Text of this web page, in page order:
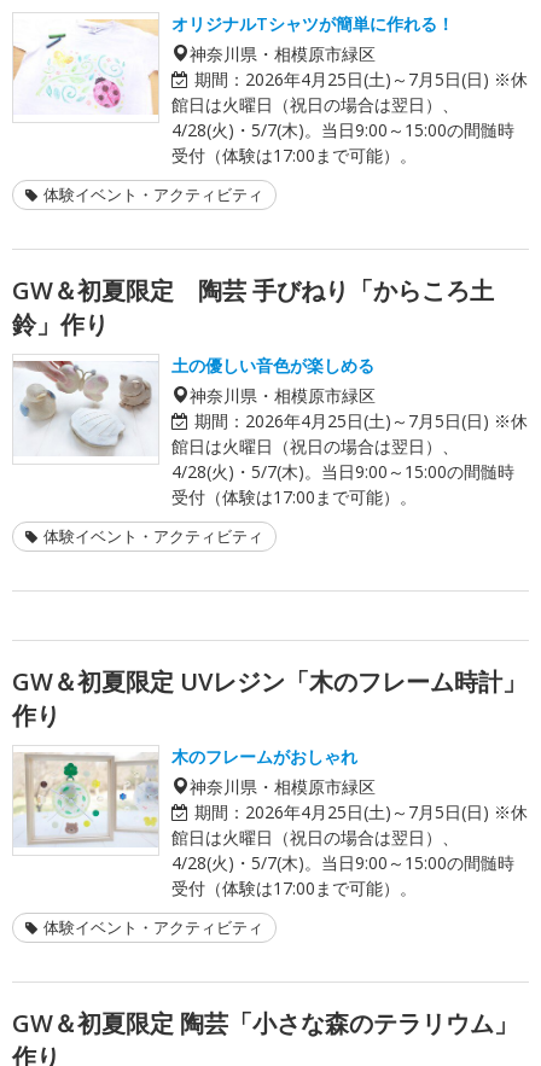
オリジナルTシャツが簡単に作れる！
神奈川県・相模原市緑区
期間： 2026年4月25日(土)～7月5日(日) ※休
館日は火曜日（祝日の場合は翌日）、
4/28(火)・5/7(木)。当日9:00～15:00の間髄時
受付（体験は17:00まで可能）。
体験イベント・アクティビティ
GW＆初夏限定 陶芸 手びねり「からころ土
鈴」作り
土の優しい音色が楽しめる
神奈川県・相模原市緑区
期間： 2026年4月25日(土)～7月5日(日) ※休
館日は火曜日（祝日の場合は翌日）、
4/28(火)・5/7(木)。当日9:00～15:00の間髄時
受付（体験は17:00まで可能）。
体験イベント・アクティビティ
GW＆初夏限定 UVレジン「木のフレーム時計」
作り
木のフレームがおしゃれ
神奈川県・相模原市緑区
期間： 2026年4月25日(土)～7月5日(日) ※休
館日は火曜日（祝日の場合は翌日）、
4/28(火)・5/7(木)。当日9:00～15:00の間髄時
受付（体験は17:00まで可能）。
体験イベント・アクティビティ
GW＆初夏限定 陶芸「小さな森のテラリウム」
作り